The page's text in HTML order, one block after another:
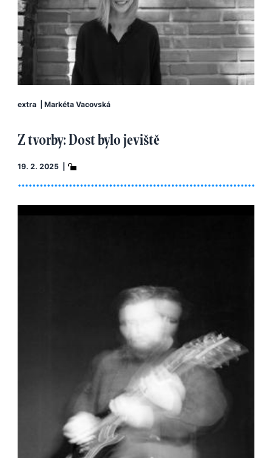
extra Markéta Vacovská
Z tvorby: Dost bylo jeviště
19. 2. 2025 |